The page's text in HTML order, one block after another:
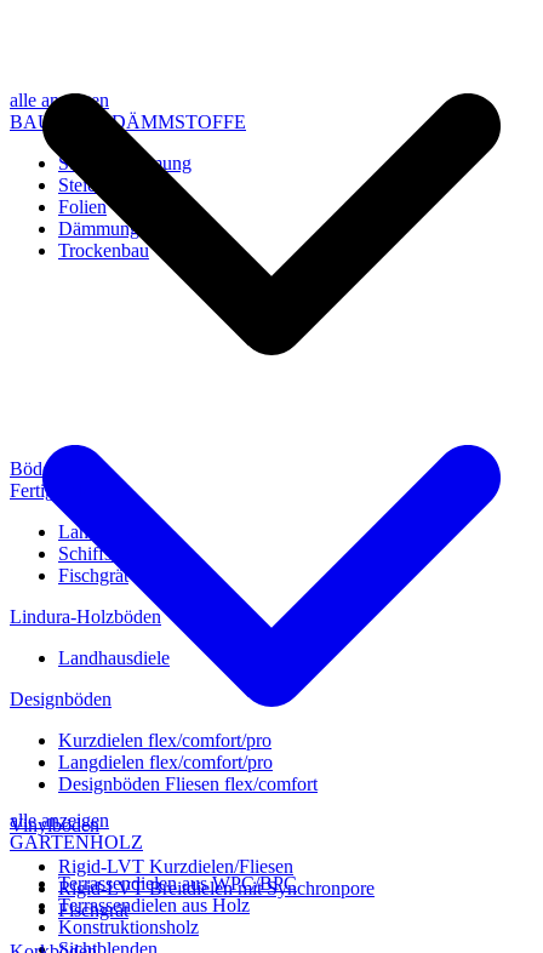
alle anzeigen
BAU- UND DÄMMSTOFFE
Steico Dämmung
Steico Zubehör
Folien
Dämmung
Trockenbau
alle anzeigen
GARTENHOLZ
Terrassendielen aus WPC/BPC
Terrassendielen aus Holz
Konstruktionsholz
Sichtblenden
Böden
Fertigparkett
Landhausdiele
Schiffsboden
Fischgrät
Lindura-Holzböden
Landhausdiele
Designböden
Kurzdielen flex/comfort/pro
Langdielen flex/comfort/pro
Designböden Fliesen flex/comfort
Vinylböden
Rigid-LVT Kurzdielen/Fliesen
Rigid-LVT Breitdielen mit Synchronpore
Fischgrät